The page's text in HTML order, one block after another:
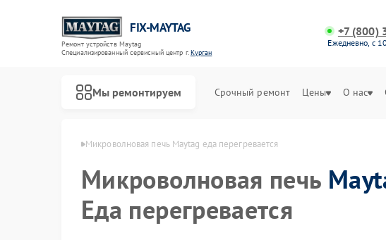
FIX-MAYTAG
Ремонт устройств Maytag
Специализированный cервисный центр г.Курган
+7 (800)
Ежедневно, с
Мы ремонтируем Срочный ремонт Цены О нас
Maytag в Кургане Микроволновая печь Maytag еда перегревается
Микроволновая печь
Еда перегревается